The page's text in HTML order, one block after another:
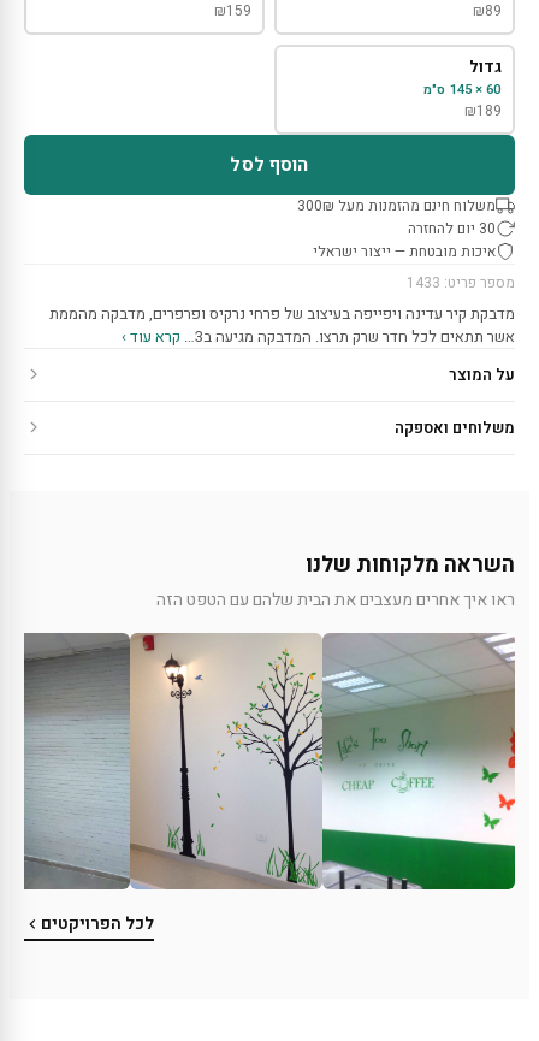
₪89
₪159
גדול
60 × 145 ס"מ
₪189
הוסף לסל
משלוח חינם מהזמנות מעל 300₪
30 יום להחזרה
איכות מובטחת — ייצור ישראלי
מספר פריט: 1433
מדבקת קיר עדינה ויפייפה בעיצוב של פרחי נרקיס ופרפרים, מדבקה מהממת
אשר תתאים לכל חדר שרק תרצו. המדבקה מגיעה ב3…
קרא עוד ›
על המוצר
משלוחים ואספקה
השראה מלקוחות שלנו
ראו איך אחרים מעצבים את הבית שלהם עם הטפט הזה
לכל הפרויקטים